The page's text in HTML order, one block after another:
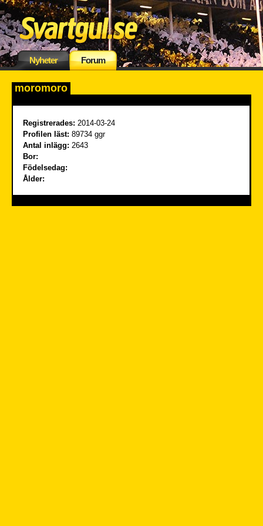
Nyheter Forum
moromoro
Registrerades: 2014-03-24
Profilen läst: 89734 ggr
Antal inlägg: 2643
Bor:
Födelsedag:
Ålder: